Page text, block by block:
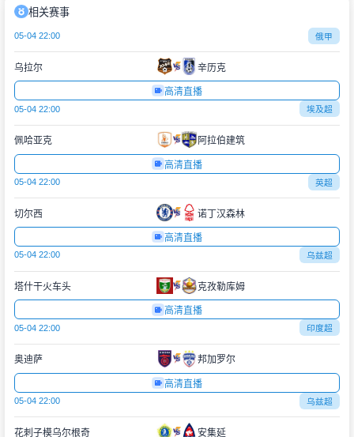
相关赛事
05-04 22:00 俄甲
乌拉尔 辛历克
高清直播
05-04 22:00 埃及超
佩哈亚克 阿拉伯建筑
高清直播
05-04 22:00 英超
切尔西 诺丁汉森林
高清直播
05-04 22:00 乌兹超
塔什干火车头 克孜勒库姆
高清直播
05-04 22:00 印度超
奥迪萨 邦加罗尔
高清直播
05-04 22:00 乌兹超
花刺子模乌尔根奇 安集延